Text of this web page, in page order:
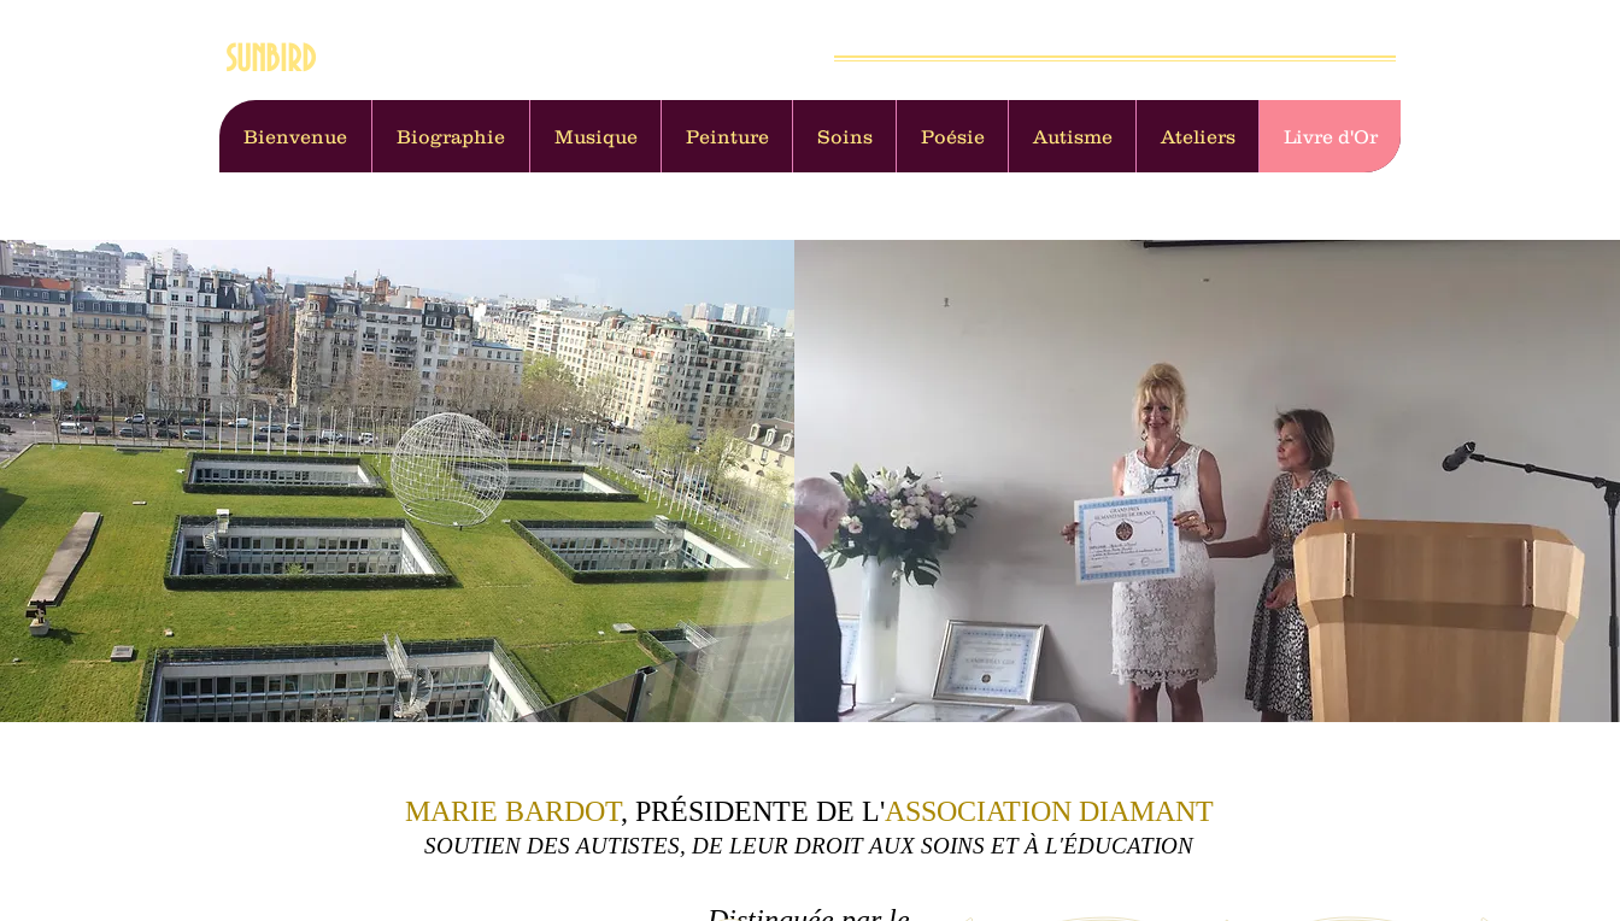
SUNBIRD
Bienvenue Biographie Musique Peinture Soins Poésie Autisme Ateliers Livre d'Or
MARIE BARDOT, PRÉSIDENTE DE L'ASSOCIATION DIAMANT
SOUTIEN DES AUTISTES, DE LEUR DROIT AUX SOINS ET À L'ÉDUCATION